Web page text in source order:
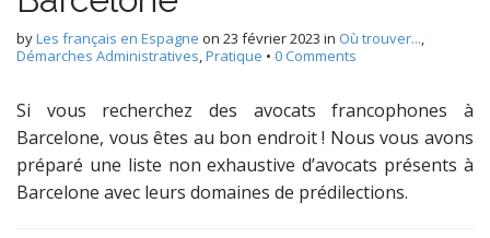
byLes français en Espagne on 23 février 2023 in Où trouver...,
Démarches Administratives,Pratique • 0 Comments
Si vous recherchez des avocats francophones à
Barcelone, vous êtes au bon endroit ! Nous vous avons
préparé une liste non exhaustive d’avocats présents à
Barcelone avec leurs domaines de prédilections.